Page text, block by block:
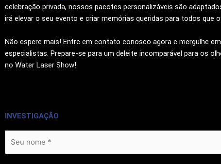
celebração privada, nossos pacotes personalizáveis ​​são
irá elevar o seu evento e criar memórias queridas para todos que
Não espere mais! Entre em contato conosco agora e mergulhe
especialistas. Prepare-se para um deleite incomparável para os
no Water Laser Show!
INVESTIGAÇÃO